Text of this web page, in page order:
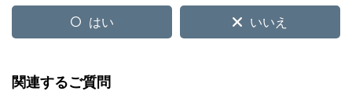
はい いいえ
関連するご質問